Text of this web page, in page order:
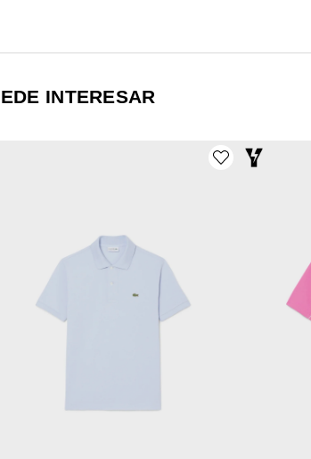
INTERESAR